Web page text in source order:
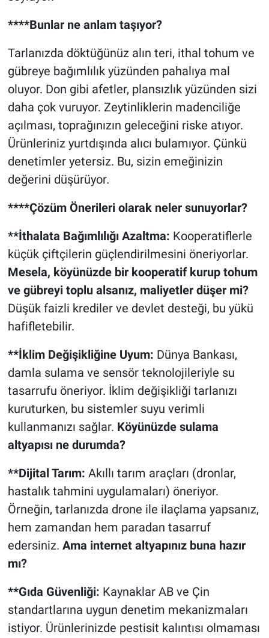
****Bunlar ne anlam taşıyor?
Tarlanızda döktüğünüz alın teri, ithal tohum ve
gübreye bağımlılık yüzünden pahalıya mal
oluyor. Don gibi afetler, plansızlık yüzünden sizi
daha çok vuruyor. Zeytinliklerin madenciliğe
açılması, toprağınızın geleceğini riske atıyor.
Ürünleriniz yurtdışında alıcı bulamıyor. Çünkü
denetimler yetersiz. Bu, sizin emeğinizin
değerini düşürüyor.
****Çözüm Önerileri olarak neler sunuyorlar?
**İthalata Bağımlılığı Azaltma: Kooperatiflerle
küçük çiftçilerin güçlendirilmesini öneriyorlar.
Mesela, köyünüzde bir kooperatif kurup tohum
ve gübreyi toplu alsanız, maliyetler düşer mi?
Düşük faizli krediler ve devlet desteği, bu yükü
hafifletebilir.
**İklim Değişikliğine Uyum: Dünya Bankası,
damla sulama ve sensör teknolojileriyle su
tasarrufu öneriyor. İklim değişikliği tarlanızı
kuruturken, bu sistemler suyu verimli
kullanmanızı sağlar. Köyünüzde sulama
altyapısı ne durumda?
**Dijital Tarım: Akıllı tarım araçları (dronlar,
hastalık tahmini uygulamaları) öneriyor.
Örneğin, tarlanızda drone ile ilaçlama yapsanız,
hem zamandan hem paradan tasarruf
edersiniz. Ama internet altyapınız buna hazır
mı?
**Gıda Güvenliği: Kaynaklar AB ve Çin
standartlarına uygun denetim mekanizmaları
istiyor. Ürünlerinizde pestisit kalıntısı olmaması